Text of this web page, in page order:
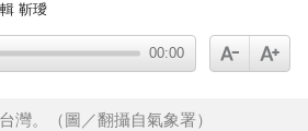
靳璦
00:00
灣。（圖／翻攝自氣象署）